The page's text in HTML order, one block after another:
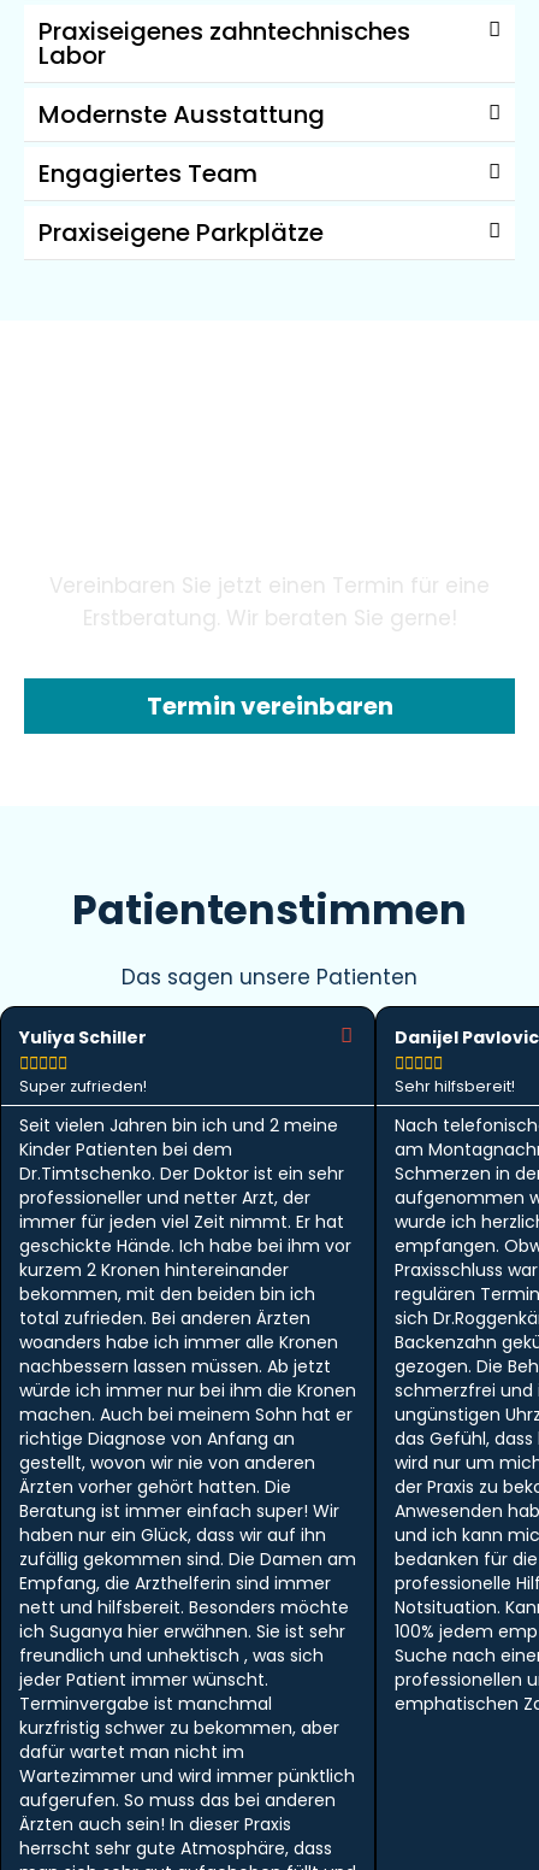
Praxiseigenes zahntechnisches
Labor
Modernste Ausstattung
Engagiertes Team
Praxiseigene Parkplätze
Vereinbaren Sie jetzt einen Termin für eine
Erstberatung. Wir beraten Sie gerne!
Termin vereinbaren
Patientenstimmen
Das sagen unsere Patienten
Yuliya Schiller

Super zufrieden!
Seit vielen Jahren bin ich und 2 meine
Kinder Patienten bei dem
Dr.Timtschenko. Der Doktor ist ein sehr
professioneller und netter Arzt, der
immer für jeden viel Zeit nimmt. Er hat
geschickte Hände. Ich habe bei ihm vor
kurzem 2 Kronen hintereinander
bekommen, mit den beiden bin ich
total zufrieden. Bei anderen Ärzten
woanders habe ich immer alle Kronen
nachbessern lassen müssen. Ab jetzt
würde ich immer nur bei ihm die Kronen
machen. Auch bei meinem Sohn hat er
richtige Diagnose von Anfang an
gestellt, wovon wir nie von anderen
Ärzten vorher gehört hatten. Die
Beratung ist immer einfach super! Wir
haben nur ein Glück, dass wir auf ihn
zufällig gekommen sind. Die Damen am
Empfang, die Arzthelferin sind immer
nett und hilfsbereit. Besonders möchte
ich Suganya hier erwähnen. Sie ist sehr
freundlich und unhektisch , was sich
jeder Patient immer wünscht.
Terminvergabe ist manchmal
kurzfristig schwer zu bekommen, aber
dafür wartet man nicht im
Wartezimmer und wird immer pünktlich
aufgerufen. So muss das bei anderen
Ärzten auch sein! In dieser Praxis
herrscht sehr gute Atmosphäre, dass
Danijel Pavlovic

Sehr hilfsbereit!
Nach
am
Schmerzen in
aufgenommen
wurde ich
empfangen.
Praxisschluss
regulären
sich
Backenzahn
gezogen. Die
schmerzfrei
ungünstigen
das Gefühl,
wird nur um
der Praxis zu
Anwesenden
und ich kann
bedanken für
professionelle
Notsituation.
100% jedem
Suche nach
professionellen
emphatischen